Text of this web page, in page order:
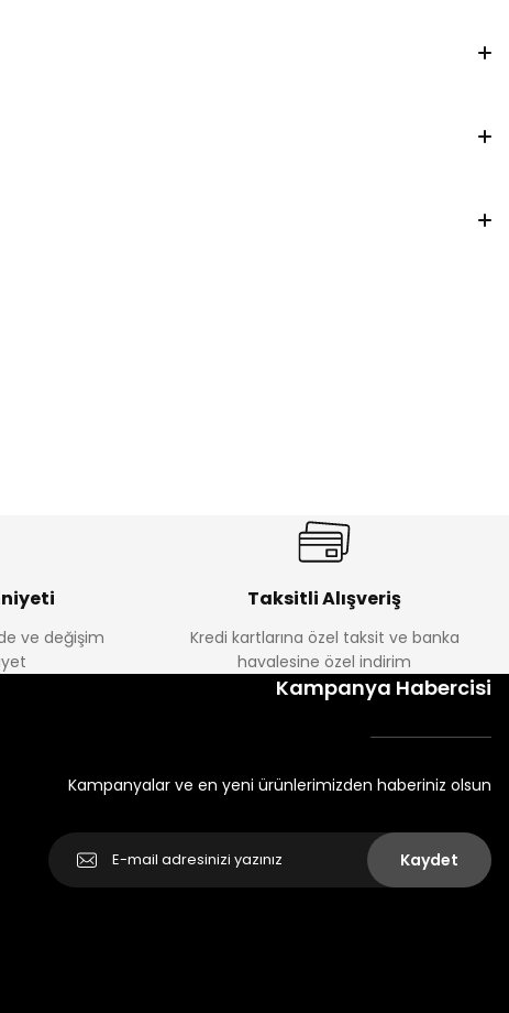
ve değişim
Taksitli Alışveriş
Kredi kartlarına özel taksit ve banka
havalesine özel indirim
Kampanya Habercisi
Kampanyalar ve en yeni ürünlerimizden haberiniz olsun
Kaydet